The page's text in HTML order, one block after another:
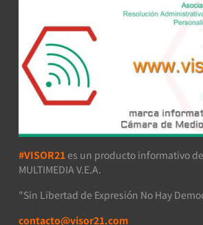
#VISOR21 es un producto informativo de
MULTIMEDIA V.E.A.
"Sin Libertad de Expresión No Hay
contacto@visor21.com